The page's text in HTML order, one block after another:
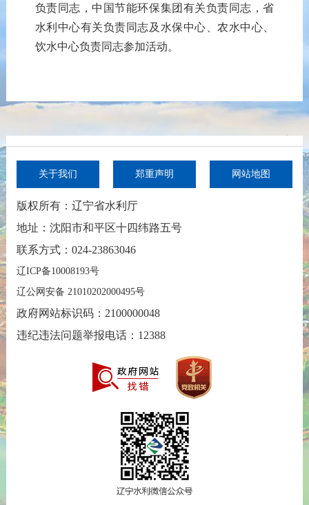
负责同志 ， 中国节能环保集团 有关负责同志，省
水利中心有关负责同志及 水保中心 、农水中心
饮水中心负责同志参加活动。
关于我们 郑重声明 网站地图
版权所有：辽宁省水利厅
地址：沈阳市和平区十四纬路五号
联系方式：024-23863046
辽ICP备10008193号
辽公网安备 21010202000495号
政府网站标识码：2100000048
违纪违法问题举报电话：12388